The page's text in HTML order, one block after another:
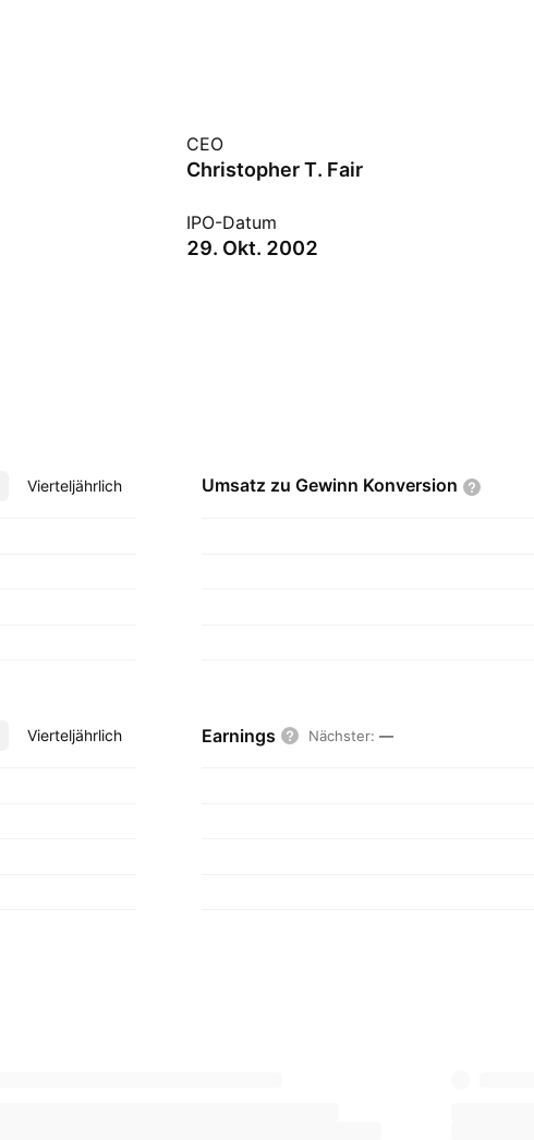
CEO
Christopher T. Fair
IPO-Datum
29. Okt. 2002
Vierteljährlich Umsatz zu Gewinn Konversion
Vierteljährlich Earnings Nächster: —